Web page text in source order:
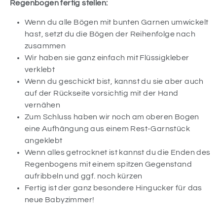
Regenbogen fertig stellen:
Wenn du alle Bögen mit bunten Garnen umwickelt
hast, setzt du die Bögen der Reihenfolge nach
zusammen
Wir haben sie ganz einfach mit Flüssigkleber
verklebt
Wenn du geschickt bist, kannst du sie aber auch
auf der Rückseite vorsichtig mit der Hand
vernähen
Zum Schluss haben wir noch am oberen Bogen
eine Aufhängung aus einem Rest-Garnstück
angeklebt
Wenn alles getrocknet ist kannst du die Enden des
Regenbogens mit einem spitzen Gegenstand
aufribbeln und ggf. noch kürzen
Fertig ist der ganz besondere Hingucker für das
neue Babyzimmer!